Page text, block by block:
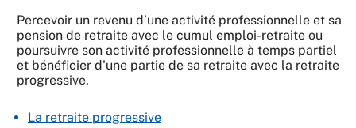
Percevoir un revenu d’une activité professionnelle et sa
pension de retraite avec le cumul emploi-retraite ou
poursuivre son activité professionnelle à temps partiel
et bénéficier d'une partie de sa retraite avec la retraite
progressive.
La retraite progressive